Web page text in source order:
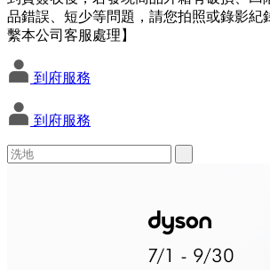
品錯誤、短少等問題，請您拍照或錄影紀
繫本公司客服處理】
到府服務
到府服務